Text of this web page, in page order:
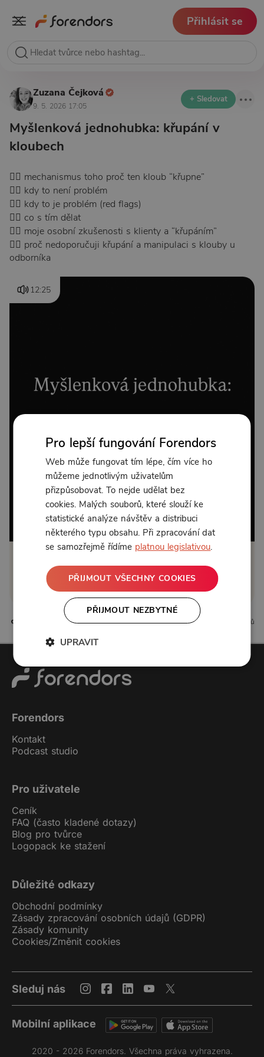
Přihlásit se
Zuzana Čejková
9. 5. 2026 17:05
+ Sledovat
Myšlenková jednohubka: křupání v
kloubech
👉🏽 mechanismus toho proč ten kloub “křupne”
👉🏽 kdy to není problém
👉🏽 kdy to je problém (red flags)
👉🏽 co s tím dělat
👉🏽 moje osobní zkušenosti s klienty a “křupáním”
👉🏽 proč nedoporučuji křupání a manipulaci s klouby u
odborníka
12:25
Od 240 Kč měsíčně
Klikněte pro odemčení
nebo sepřihlaste
12 líbí 5 komentářů
Forendors
Kontakt
Podcast studio
Pro uživatele
Ceník
FAQ (často kladené dotazy)
Blog pro tvůrce
Logopack ke stažení
Důležité odkazy
Obchodní podmínky
Zásady zpracování osobních údajů (GDPR)
Zásady komunity
Cookies/Změnit cookies
Sleduj nás
Mobilní aplikace
2020 - 2026 Forendors. Všechna práva vyhrazena.
Pro lepší fungování Forendors
Web může fungovat tím lépe, čím více ho
můžeme jednotlivým uživatelům
přizpůsobovat. To nejde udělat bez
cookies. Malých souborů, které slouží ke
statistické analýze návštěv a distribuci
některého typu obsahu. Při zpracování dat
se samozřejmě řídíme platnou legislativou.
PŘIJMOUT VŠECHNY COOKIES
PŘIJMOUT NEZBYTNÉ
UPRAVIT